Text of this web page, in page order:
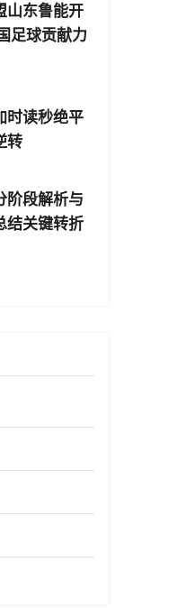
山东鲁能开
足球贡献力
时读秒绝平
转
阶段解析与
结关键转折